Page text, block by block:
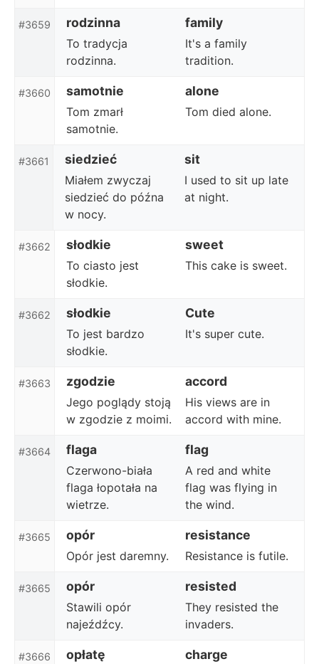
#3659 rodzinna family
To tradycja
rodzinna.
It's a family
tradition.
#3660 samotnie alone
Tom zmarł
samotnie.
Tom died alone.
#3661 siedzieć sit
Miałem zwyczaj
siedzieć do późna
w nocy.
I used to sit up late
at night.
#3662 słodkie sweet
To ciasto jest
słodkie.
This cake is sweet.
#3662 słodkie Cute
To jest bardzo
słodkie.
It's super cute.
#3663 zgodzie accord
Jego poglądy stoją
w zgodzie z moimi.
His views are in
accord with mine.
#3664 flaga flag
Czerwono-biała
flaga łopotała na
wietrze.
A red and white
flag was flying in
the wind.
#3665 opór resistance
Opór jest daremny. Resistance is futile.
#3665 opór resisted
Stawili opór
najeźdźcy.
They resisted the
invaders.
#3666 opłatę charge